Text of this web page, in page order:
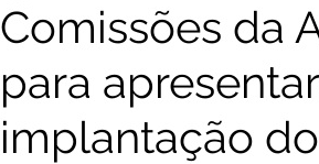
Comissões da
para
implantação